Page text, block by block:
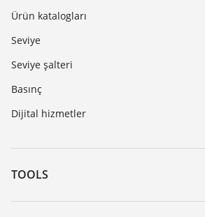
Ürün katalogları
Seviye
Seviye şalteri
Basınç
Dijital hizmetler
TOOLS
Download’lar